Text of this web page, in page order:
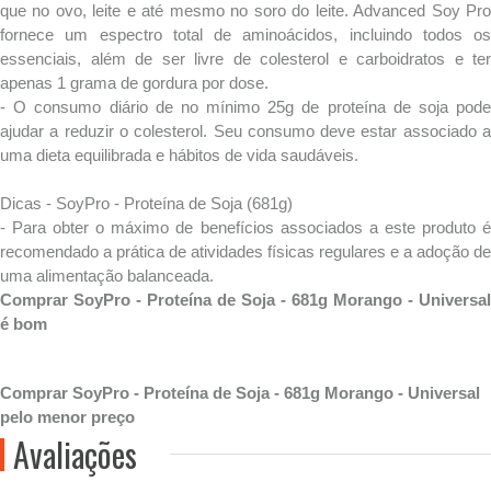
que no ovo, leite e até mesmo no soro do leite. Advanced Soy Pro
fornece um espectro total de aminoácidos, incluindo todos os
essenciais, além de ser livre de colesterol e carboidratos e ter
apenas 1 grama de gordura por dose.
- O consumo diário de no mínimo 25g de proteína de soja pode
ajudar a reduzir o colesterol. Seu consumo deve estar associado a
uma dieta equilibrada e hábitos de vida saudáveis.
Dicas - SoyPro - Proteína de Soja (681g)
- Para obter o máximo de benefícios associados a este produto é
recomendado a prática de atividades físicas regulares e a adoção de
uma alimentação balanceada.
Comprar SoyPro - Proteína de Soja - 681g Morango - Universal
é bom
Comprar SoyPro - Proteína de Soja - 681g Morango - Universal
pelo menor preço
Avaliações